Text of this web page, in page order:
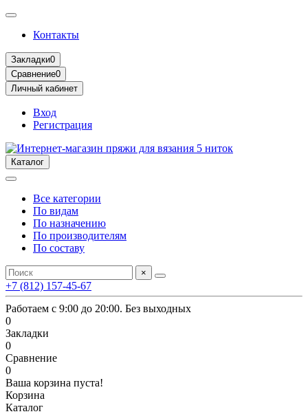
Контакты
Закладки0
Сравнение0
Личный кабинет
Вход
Регистрация
Каталог
Все категории
По видам
По назначению
По производителям
По составу
×
+7 (812) 157-45-67
Работаем с 9:00 до 20:00. Без выходных
0
Закладки
0
Сравнение
0
Ваша корзина пуста!
Корзина
Каталог